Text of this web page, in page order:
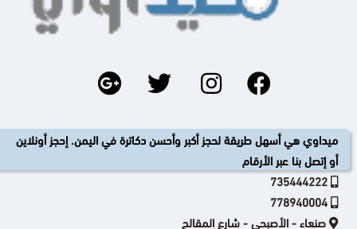
ميداوي هي أسهل طريقة لحجز أكبر وأحسن دكاترة في اليمن. إحجز أونلاين
أو إتصل بنا عبر الأرقام
735444222
778940004
صنعاء - الأصبحي - شارع المقالح